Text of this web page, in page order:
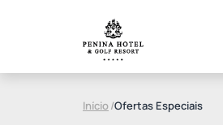
Início/Ofertas Especiais